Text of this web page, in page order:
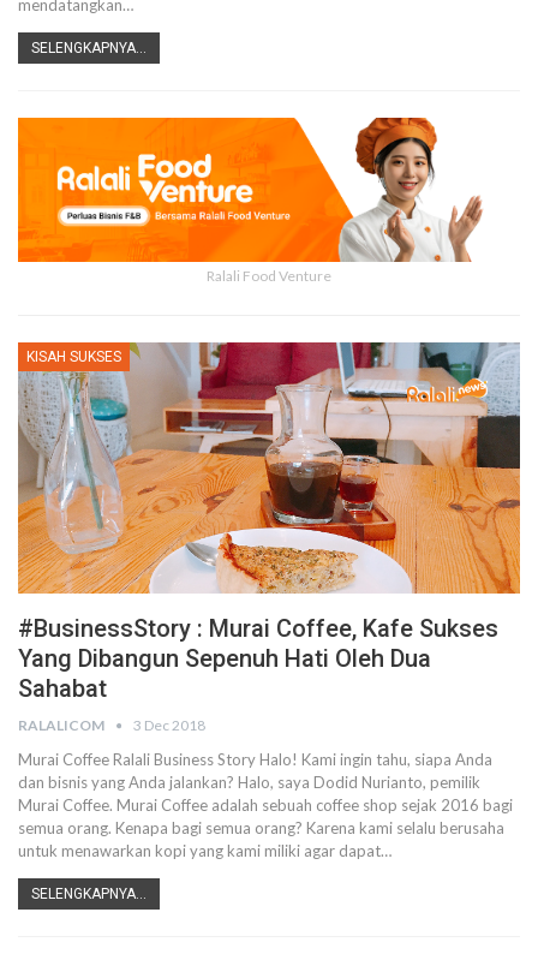
mendatangkan…
SELENGKAPNYA...
Ralali Food Venture
KISAH SUKSES
#BusinessStory : Murai Coffee, Kafe Sukses
Yang Dibangun Sepenuh Hati Oleh Dua
Sahabat
RALALICOM 3 Dec 2018
Murai Coffee Ralali Business Story Halo! Kami ingin tahu, siapa Anda
dan bisnis yang Anda jalankan? Halo, saya Dodid Nurianto, pemilik
Murai Coffee. Murai Coffee adalah sebuah coffee shop sejak 2016 bagi
semua orang. Kenapa bagi semua orang? Karena kami selalu berusaha
untuk menawarkan kopi yang kami miliki agar dapat…
SELENGKAPNYA...